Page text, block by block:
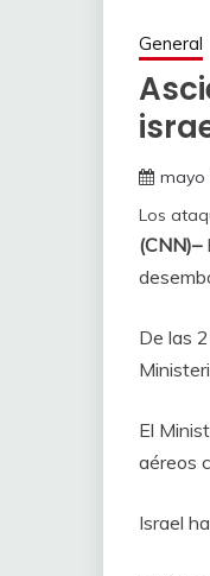
General
mayo
Los
(CNN)–
De las
El
aéreos
Israel